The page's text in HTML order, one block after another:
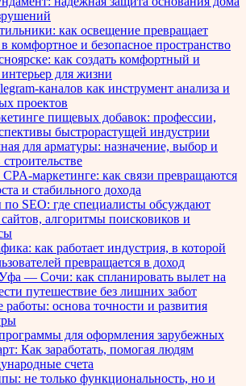
как освещение превращает
комфортное и безопасное пространство
как создать комфортный и
для жизни
каналов как инструмент анализа и
проектов
пищевых добавок: профессии,
быстрорастущей индустрии
для арматуры: назначение, выбор и
маркетинге: как связи превращаются
и стабильного дохода
по SEO: где специалисты обсуждают
алгоритмы поисковиков и
как работает индустрия, в которой
превращается в доход
— Сочи: как спланировать вылет на
путешествие без лишних забот
работы: основа точности и развития
для оформления зарубежных
Как заработать, помогая людям
счета
не только функциональность, но и